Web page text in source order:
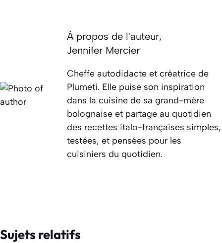
À propos de l'auteur,
Jennifer Mercier
Cheffe autodidacte et créatrice de
Plumeti. Elle puise son inspiration
dans la cuisine de sa grand-mère
bolognaise et partage au quotidien
des recettes italo-françaises simples,
testées, et pensées pour les
cuisiniers du quotidien.
Sujets relatifs